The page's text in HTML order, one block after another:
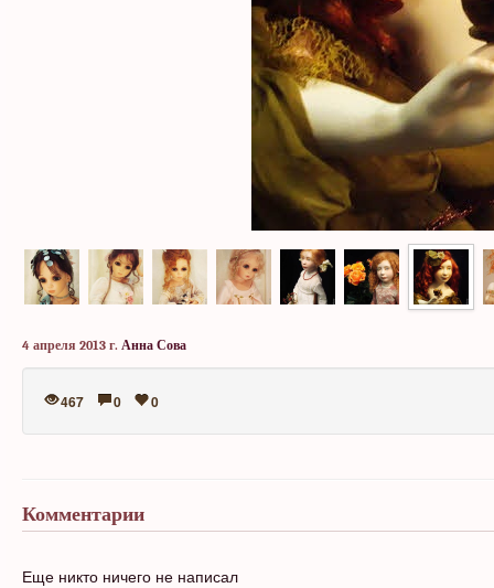
4 апреля 2013 г. Анна Сова
467 0 0
Комментарии
Еще никто ничего не написал